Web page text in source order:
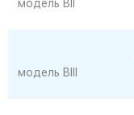
модель BII
модель BIII